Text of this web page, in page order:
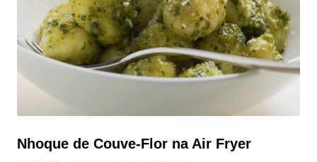
escolha perfeita. Com
Nhoque de Couve-Flor na Air Fryer